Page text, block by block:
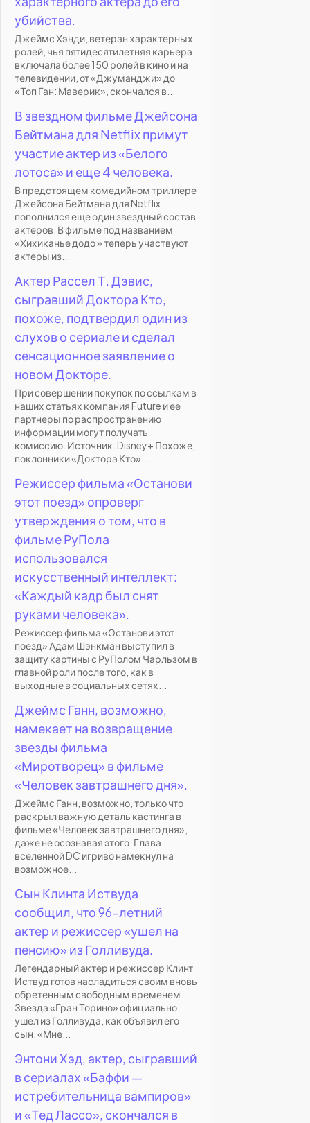
убийства.
Джеймс Хэнди, ветеран характерных
ролей, чья пятидесятилетняя карьера
включала более 150 ролей в кино и на
телевидении, от «Джуманджи» до
«Топ Ган: Маверик», скончался в...
В звездном фильме Джейсона
Бейтмана для Netflix примут
участие актер из «Белого
лотоса» и еще 4 человека.
В предстоящем комедийном триллере
Джейсона Бейтмана для Netflix
пополнился еще один звездный состав
актеров. В фильме под названием
«Хихиканье додо » теперь участвуют
актеры из...
Актер Рассел Т. Дэвис,
сыгравший Доктора Кто,
похоже, подтвердил один из
слухов о сериале и сделал
сенсационное заявление о
новом Докторе.
При совершении покупок по ссылкам в
наших статьях компания Future и ее
партнеры по распространению
информации могут получать
комиссию. Источник: Disney+ Похоже,
поклонники «Доктора Кто»...
Режиссер фильма «Останови
этот поезд» опроверг
утверждения о том, что в
фильме РуПола
использовался
искусственный интеллект:
«Каждый кадр был снят
руками человека».
Режиссер фильма «Останови этот
поезд» Адам Шэнкман выступил в
защиту картины с РуПолом Чарльзом в
главной роли после того, как в
выходные в социальных сетях...
Джеймс Ганн, возможно,
намекает на возвращение
звезды фильма
«Миротворец» в фильме
«Человек завтрашнего дня».
Джеймс Ганн, возможно, только что
раскрыл важную деталь кастинга в
фильме «Человек завтрашнего дня»,
даже не осознавая этого. Глава
вселенной DC игриво намекнул на
возможное...
Сын Клинта Иствуда
сообщил, что 96-летний
актер и режиссер «ушел на
пенсию» из Голливуда.
Легендарный актер и режиссер Клинт
Иствуд готов насладиться своим вновь
обретенным свободным временем.
Звезда «Гран Торино» официально
ушел из Голливуда, как объявил его
сын. «Мне...
Энтони Хэд, актер, сыгравший
в сериалах «Баффи —
истребительница вампиров»
и «Тед Лассо», скончался в